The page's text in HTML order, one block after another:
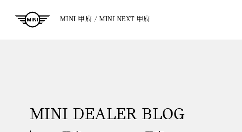
MINI 甲府 / MINI NEXT 甲府
MINI DEALER BLOG